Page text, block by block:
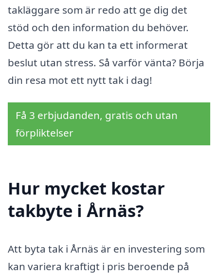
takläggare som är redo att ge dig det
stöd och den information du behöver.
Detta gör att du kan ta ett informerat
beslut utan stress. Så varför vänta? Börja
din resa mot ett nytt tak i dag!
Få 3 erbjudanden, gratis och utan
förpliktelser
Hur mycket kostar
takbyte i Årnäs?
Att byta tak i Årnäs är en investering som
kan variera kraftigt i pris beroende på